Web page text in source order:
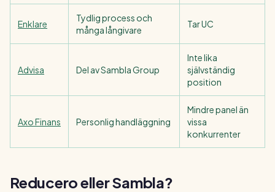
Enklare
Tydlig process och
många långivare
Tar UC
Advisa Del av Sambla Group
Inte lika
självständig
position
Axo Finans Personlig handläggning
Mindre panel än
vissa
konkurrenter
Reducero eller Sambla?